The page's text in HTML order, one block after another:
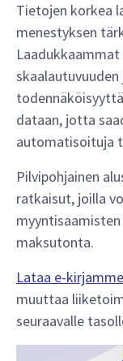
Tietojen korkea
menestyksen
dataan, jotta
automatisoituja
Pilvipohjainen
ratkaisut, joilla
maksutonta.
Lataa e-kirjamme
muuttaa
seuraavalle